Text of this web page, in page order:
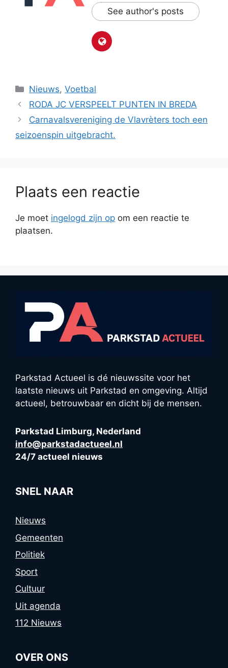
See author's posts
Categorieën
Nieuws,Voetbal
RODA JC VERSPEELT PUNTEN IN BREDA
Carnavalsvereniging de Vlavrèters toch een
seizoenspin uitgebracht.
Plaats een reactie
Je moet ingelogd zijn op om een reactie te
plaatsen.
Parkstad Actueel is dé nieuwssite voor het
laatste nieuws uit Parkstad en omgeving. Altijd
actueel, betrouwbaar en dicht bij de mensen.
Parkstad Limburg, Nederland
info@parkstadactueel.nl
24/7 actueel nieuws
SNEL NAAR
Nieuws
Gemeenten
Politiek
Sport
Cultuur
Uit agenda
112 Nieuws
OVER ONS